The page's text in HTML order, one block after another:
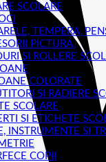
SCOLARE
TEMPERA,
PICTURA.
SI ROLLERE
COLORATE
SI RADIERE
SCOLARE
SI ETICHETE
INSTRUMENTE SI
COPII